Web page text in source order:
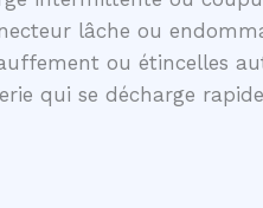
lâche ou
ou étincelles
qui se décharge